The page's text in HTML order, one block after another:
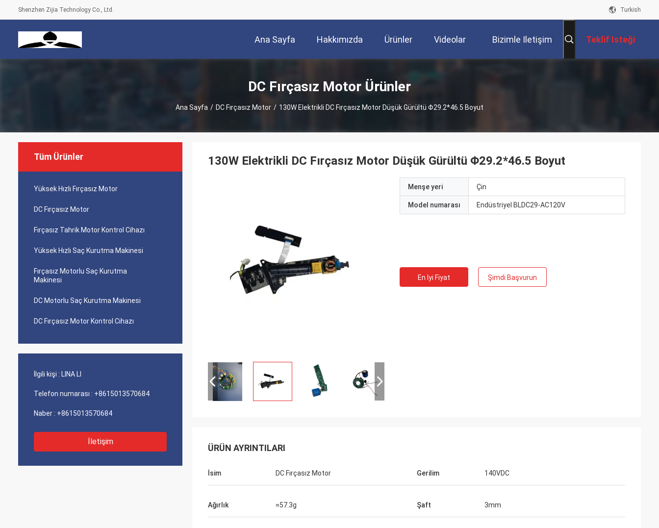
Shenzhen Zijia Technology Co., Ltd. Turkish
Ana Sayfa Hakkımızda Ürünler Videolar Bizimle Iletişim Teklif Isteği
DC Fırçasız Motor Ürünler
Ana Sayfa / DC Fırçasız Motor / 130W Elektrikli DC Fırçasız Motor Düşük Gürültü Φ29.2*46.5 Boyut
Tüm Ürünler
Yüksek Hızlı Fırçasız Motor
DC Fırçasız Motor
Fırçasız Tahrik Motor Kontrol Cihazı
Yüksek Hızlı Saç Kurutma Makinesi
Fırçasız Motorlu Saç Kurutma
Makinesi
DC Motorlu Saç Kurutma Makinesi
DC Fırçasız Motor Kontrol Cihazı
İlgili kişi : LINA LI
Telefon numarası : +8615013570684
Naber : +8615013570684
İletişim
130W Elektrikli DC Fırçasız Motor Düşük Gürültü Φ29.2*46.5 Boyut
Menşe yeri Çin
Model numarası Endüstriyel BLDC29-AC120V
En Iyi Fiyat Şimdi Başvurun
ÜRÜN AYRINTILARI
İsim DC Fırçasız Motor Gerilim 140VDC
Ağırlık ≈57.3g Şaft 3mm